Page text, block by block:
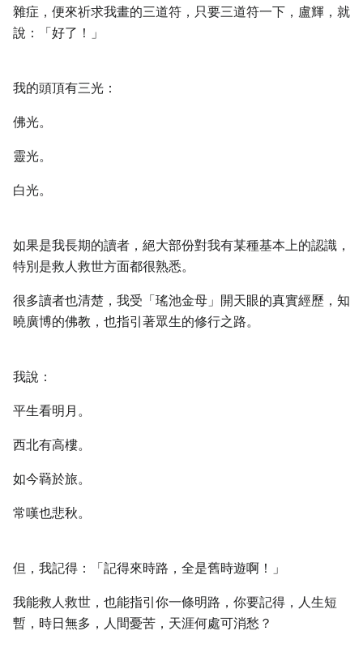
雜症，便來祈求我畫的三道符，只要三道符一下，盧輝，就
說：「好了！」
我的頭頂有三光：
佛光。
靈光。
白光。
如果是我長期的讀者，絕大部份對我有某種基本上的認識，
特別是救人救世方面都很熟悉。
很多讀者也清楚，我受「瑤池金母」開天眼的真實經歷，知
曉廣博的佛教，也指引著眾生的修行之路。
我說：
平生看明月。
西北有高樓。
如今羇於旅。
常嘆也悲秋。
但，我記得：「記得來時路，全是舊時遊啊！」
我能救人救世，也能指引你一條明路，你要記得，人生短
暫，時日無多，人間憂苦，天涯何處可消愁？